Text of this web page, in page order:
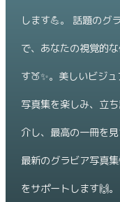
します💪。 話題のグ
で、あなたの視覚的
す🍑✨。美しいビジ
写真集を楽しみ、立
介し、最高の一冊を
最新のグラビア写真
をサポートします🙌